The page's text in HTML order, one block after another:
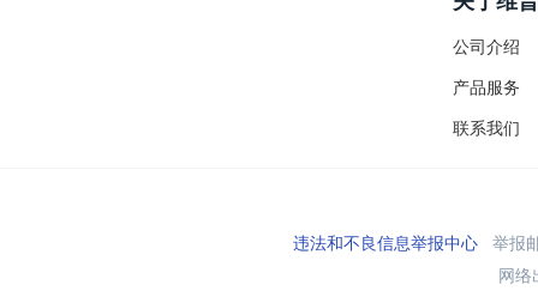
公司介绍
产品服务
联系我们
违法和不良信息举报中心举报
网